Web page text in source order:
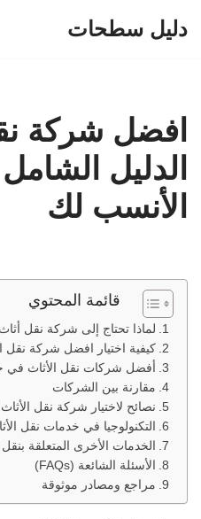
دليل سطحات
افضل شركة
الدليل الشامل
الأنسب لك
قائمة المحتوي
لماذا تحتاج إلى شركة نقل
كيفية اختيار افضل شركة نقل
أفضل شركات نقل الأثاث في
مقارنة بين الشركات
نصائح لاختيار شركة نقل الأثاث
التكنولوجيا في خدمات نقل
الخدمات الأخرى المتعلقة بنقل
الأسئلة الشائعة (FAQs)
مراجع ومصادر موثوقة